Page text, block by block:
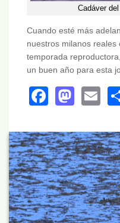
Cadáver
Cuando esté más
nuestros milanos
temporada
un buen año para esta